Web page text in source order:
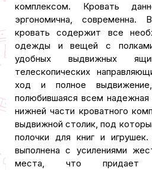
комплексом. Кровать
эргономична, современна.
кровать содержит все
одежды и вещей с
удобных выдвижных
телескопических
ход и полное
полюбившаяся всем надежная
нижней части кроватного
выдвижной столик, под
полочки для книг и игрушек.
выполнена с усилениями
места, что придает